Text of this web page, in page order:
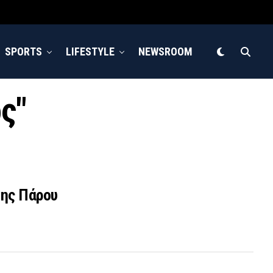
SPORTS LIFESTYLE NEWSROOM
Πάρου